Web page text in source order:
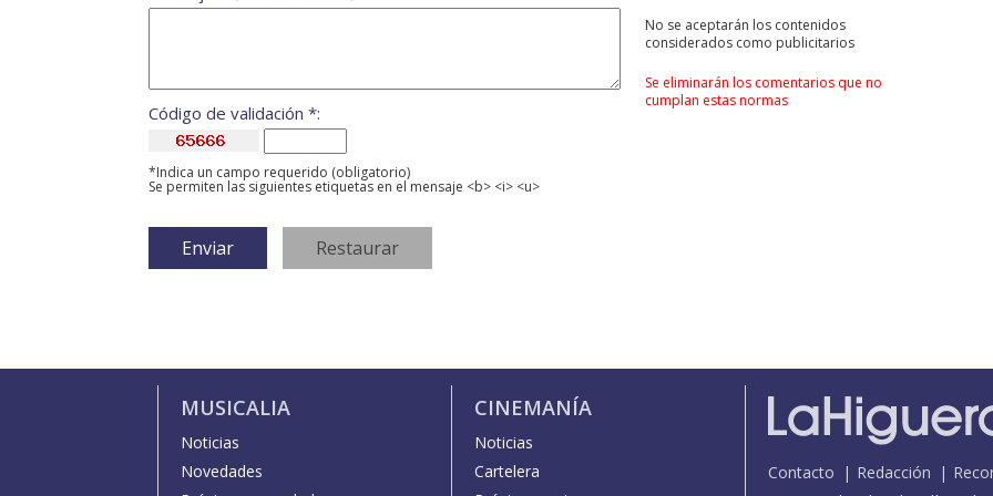
No se aceptarán los contenidos
considerados como publicitarios
Se eliminarán los comentarios que no
cumplan estas normas
Código de validación *:
*Indica un campo requerido (obligatorio)
Se permiten las siguientes etiquetas en el mensaje <b> <i> <u>
MUSICALIA
Noticias
Novedades
CINEMANÍA
Noticias
Cartelera
Contacto Redacción